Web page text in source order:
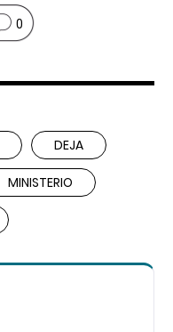
0
DEJA
MINISTERIO